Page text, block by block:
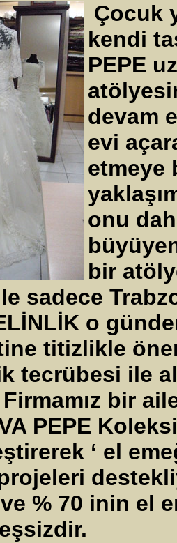
Çocuk
kendi
PEPE
devam
evi
etmeye
onu
bir
sadece
o
titizlikle
tecrübesi ile
Firmamız bir
PEPE
‘ el
% 70 inin el